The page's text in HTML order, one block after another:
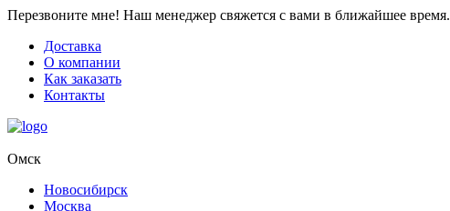
Перезвоните мне! Наш менеджер свяжется с вами в ближайшее время.
Доставка
О компании
Как заказать
Контакты
Омск
Новосибирск
Москва